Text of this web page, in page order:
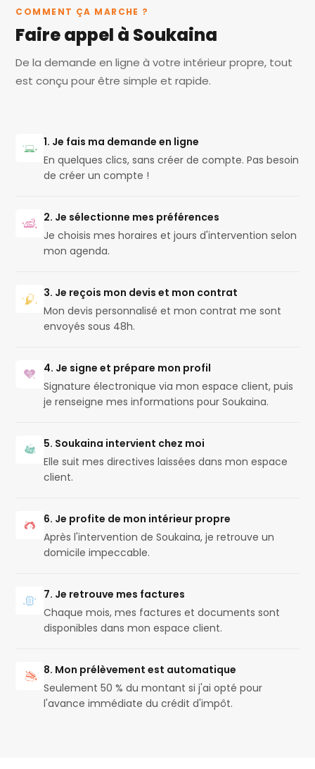
COMMENT ÇA MARCHE ?
Faire appel à Soukaina
De la demande en ligne à votre intérieur propre, tout
est conçu pour être simple et rapide.
1. Je fais ma demande en ligne
En quelques clics, sans créer de compte. Pas besoin
de créer un compte !
2. Je sélectionne mes préférences
Je choisis mes horaires et jours d'intervention selon
mon agenda.
3. Je reçois mon devis et mon contrat
Mon devis personnalisé et mon contrat me sont
envoyés sous 48h.
4. Je signe et prépare mon profil
Signature électronique via mon espace client, puis
je renseigne mes informations pour Soukaina.
5. Soukaina intervient chez moi
Elle suit mes directives laissées dans mon espace
client.
6. Je profite de mon intérieur propre
Après l'intervention de Soukaina, je retrouve un
domicile impeccable.
7. Je retrouve mes factures
Chaque mois, mes factures et documents sont
disponibles dans mon espace client.
8. Mon prélèvement est automatique
Seulement 50 % du montant si j'ai opté pour
l'avance immédiate du crédit d'impôt.